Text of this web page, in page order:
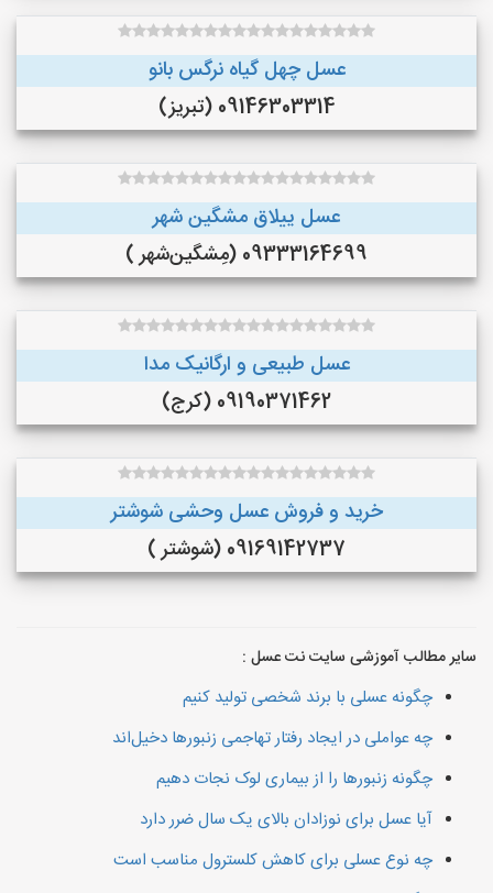
عسل چهل گیاه نرگس بانو
09146303314 (تبریز)
عسل ییلاق مشگین شهر
09333164699 (مِشگین‌شهر )
عسل طبیعی و ارگانیک مدا
09190371462 (کرج)
خرید و فروش عسل وحشی شوشتر
09169142737 (شوشتر )
سایر مطالب آموزشی سایت نت عسل :
چگونه عسلی با برند شخصی تولید کنیم
چه عواملی در ایجاد رفتار تهاجمی زنبورها دخیل‌اند
چگونه زنبورها را از بیماری لوک نجات دهیم
آیا عسل برای نوزادان بالای یک سال ضرر دارد
چه نوع عسلی برای کاهش کلسترول مناسب است